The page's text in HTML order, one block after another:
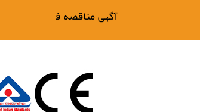
آگهی مناقصه فیلتر بیگ وان